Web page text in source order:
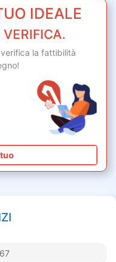
IDEALE
la fattibilità